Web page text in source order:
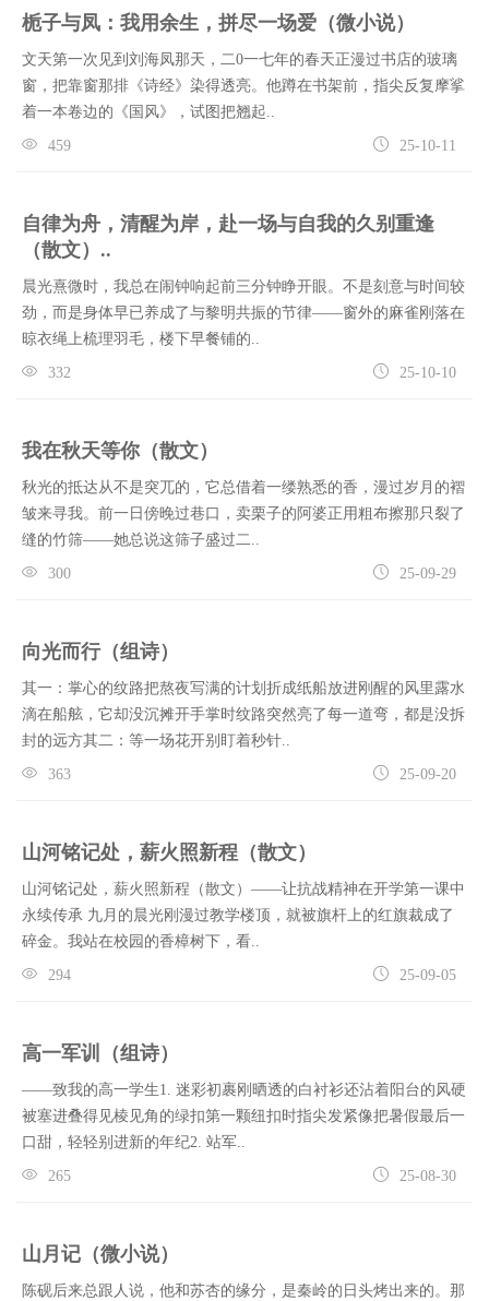
栀子与凤：我用余生，拼尽一场爱（微小说）
文天第一次见到刘海凤那天，二0一七年的春天正漫过书店的玻璃
窗，把靠窗那排《诗经》染得透亮。他蹲在书架前，指尖反复摩挲
着一本卷边的《国风》，试图把翘起..
459 25-10-11
自律为舟，清醒为岸，赴一场与自我的久别重逢
（散文）..
晨光熹微时，我总在闹钟响起前三分钟睁开眼。不是刻意与时间较
劲，而是身体早已养成了与黎明共振的节律——窗外的麻雀刚落在
晾衣绳上梳理羽毛，楼下早餐铺的..
332 25-10-10
我在秋天等你（散文）
秋光的抵达从不是突兀的，它总借着一缕熟悉的香，漫过岁月的褶
皱来寻我。前一日傍晚过巷口，卖栗子的阿婆正用粗布擦那只裂了
缝的竹筛——她总说这筛子盛过二..
300 25-09-29
向光而行（组诗）
其一：掌心的纹路把熬夜写满的计划折成纸船放进刚醒的风里露水
滴在船舷，它却没沉摊开手掌时纹路突然亮了每一道弯，都是没拆
封的远方其二：等一场花开别盯着秒针..
363 25-09-20
山河铭记处，薪火照新程（散文）
山河铭记处，薪火照新程（散文）——让抗战精神在开学第一课中
永续传承 九月的晨光刚漫过教学楼顶，就被旗杆上的红旗裁成了
碎金。我站在校园的香樟树下，看..
294 25-09-05
高一军训（组诗）
——致我的高一学生1. 迷彩初裹刚晒透的白衬衫还沾着阳台的风硬
被塞进叠得见棱见角的绿扣第一颗纽扣时指尖发紧像把暑假最后一
口甜，轻轻别进新的年纪2. 站军..
265 25-08-30
山月记（微小说）
陈砚后来总跟人说，他和苏杏的缘分，是秦岭的日头烤出来的。那